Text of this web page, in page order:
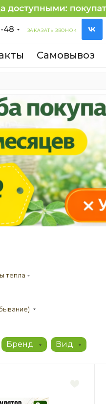
48 ЗАКАЗАТЬ ЗВОНОК
Самовывоз
тепла
Бренд Вид